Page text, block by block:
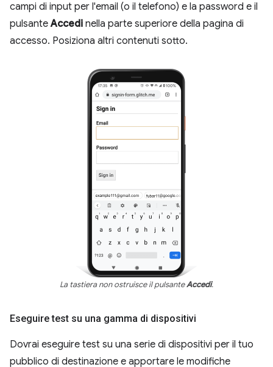
campi di input per l'email (o il telefono) e la password e il
pulsanteAccedi nella parte superiore della pagina di
accesso. Posiziona altri contenuti sotto.
La tastiera non ostruisce il pulsanteAccedi.
Eseguire test su una gamma di dispositivi
Dovrai eseguire test su una serie di dispositivi per il tuo
pubblico di destinazione e apportare le modifiche